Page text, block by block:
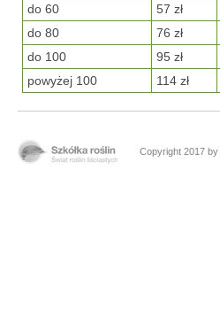
do 60
57 zł
do 80
76 zł
do 100
95 zł
powyżej 100
114 zł
Copyright 2017 by